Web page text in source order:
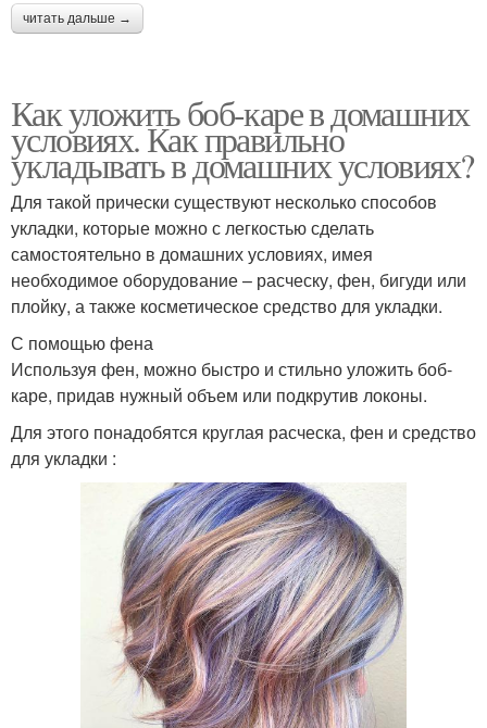
читать дальше →
Как уложить боб-каре в домашних
условиях. Как правильно
укладывать в домашних условиях?
Для такой прически существуют несколько способов
укладки, которые можно с легкостью сделать
самостоятельно в домашних условиях, имея
необходимое оборудование – расческу, фен, бигуди или
плойку, а также косметическое средство для укладки.
С помощью фена
Используя фен, можно быстро и стильно уложить боб-
каре, придав нужный объем или подкрутив локоны.
Для этого понадобятся круглая расческа, фен и средство
для укладки :